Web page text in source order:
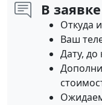
В
Откуда
Ваш
Дату, до